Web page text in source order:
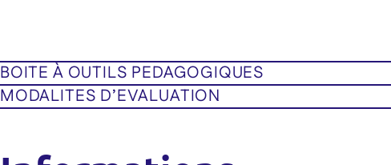
BOITE À OUTILS PEDAGOGIQUES
MODALITES D’EVALUATION